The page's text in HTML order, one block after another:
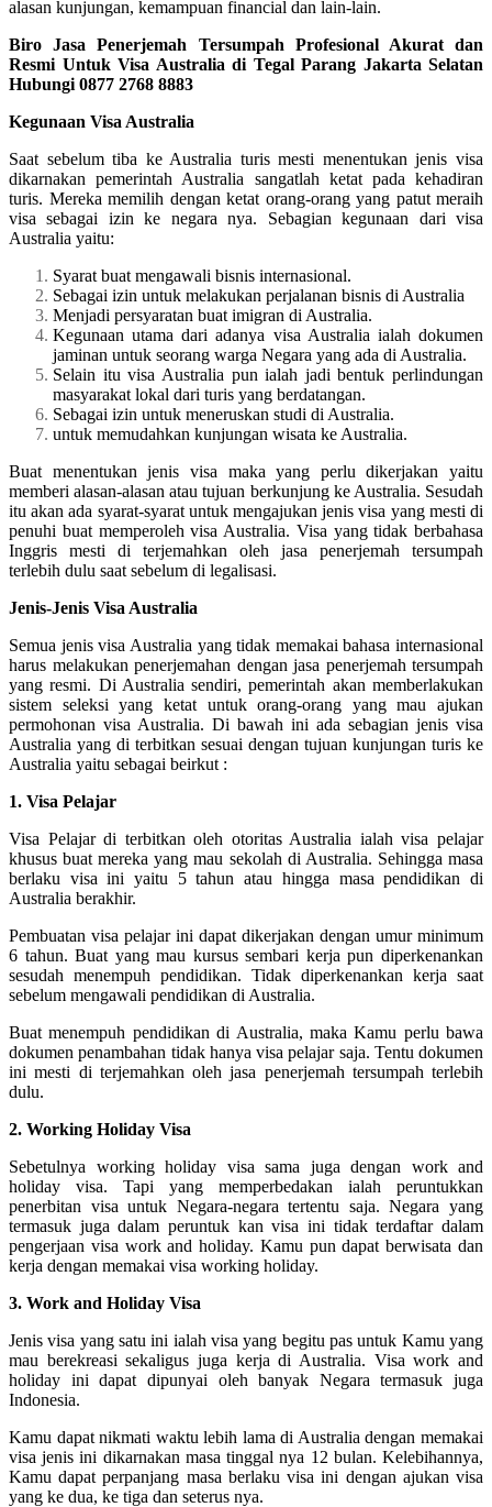
alasan kunjungan, kemampuan financial dan lain-lain.
Biro Jasa Penerjemah Tersumpah Profesional Akurat dan
Resmi Untuk Visa Australia di Tegal Parang Jakarta Selatan
Hubungi 0877 2768 8883
Kegunaan Visa Australia
Saat sebelum tiba ke Australia turis mesti menentukan jenis visa
dikarnakan pemerintah Australia sangatlah ketat pada kehadiran
turis. Mereka memilih dengan ketat orang-orang yang patut meraih
visa sebagai izin ke negara nya. Sebagian kegunaan dari visa
Australia yaitu:
Syarat buat mengawali bisnis internasional.
Sebagai izin untuk melakukan perjalanan bisnis di Australia
Menjadi persyaratan buat imigran di Australia.
Kegunaan utama dari adanya visa Australia ialah dokumen
jaminan untuk seorang warga Negara yang ada di Australia.
Selain itu visa Australia pun ialah jadi bentuk perlindungan
masyarakat lokal dari turis yang berdatangan.
Sebagai izin untuk meneruskan studi di Australia.
untuk memudahkan kunjungan wisata ke Australia.
Buat menentukan jenis visa maka yang perlu dikerjakan yaitu
memberi alasan-alasan atau tujuan berkunjung ke Australia. Sesudah
itu akan ada syarat-syarat untuk mengajukan jenis visa yang mesti di
penuhi buat memperoleh visa Australia. Visa yang tidak berbahasa
Inggris mesti di terjemahkan oleh jasa penerjemah tersumpah
terlebih dulu saat sebelum di legalisasi.
Jenis-Jenis Visa Australia
Semua jenis visa Australia yang tidak memakai bahasa internasional
harus melakukan penerjemahan dengan jasa penerjemah tersumpah
yang resmi. Di Australia sendiri, pemerintah akan memberlakukan
sistem seleksi yang ketat untuk orang-orang yang mau ajukan
permohonan visa Australia. Di bawah ini ada sebagian jenis visa
Australia yang di terbitkan sesuai dengan tujuan kunjungan turis ke
Australia yaitu sebagai beirkut :
1. Visa Pelajar
Visa Pelajar di terbitkan oleh otoritas Australia ialah visa pelajar
khusus buat mereka yang mau sekolah di Australia. Sehingga masa
berlaku visa ini yaitu 5 tahun atau hingga masa pendidikan di
Australia berakhir.
Pembuatan visa pelajar ini dapat dikerjakan dengan umur minimum
6 tahun. Buat yang mau kursus sembari kerja pun diperkenankan
sesudah menempuh pendidikan. Tidak diperkenankan kerja saat
sebelum mengawali pendidikan di Australia.
Buat menempuh pendidikan di Australia, maka Kamu perlu bawa
dokumen penambahan tidak hanya visa pelajar saja. Tentu dokumen
ini mesti di terjemahkan oleh jasa penerjemah tersumpah terlebih
dulu.
2. Working Holiday Visa
Sebetulnya working holiday visa sama juga dengan work and
holiday visa. Tapi yang memperbedakan ialah peruntukkan
penerbitan visa untuk Negara-negara tertentu saja. Negara yang
termasuk juga dalam peruntuk kan visa ini tidak terdaftar dalam
pengerjaan visa work and holiday. Kamu pun dapat berwisata dan
kerja dengan memakai visa working holiday.
3. Work and Holiday Visa
Jenis visa yang satu ini ialah visa yang begitu pas untuk Kamu yang
mau berekreasi sekaligus juga kerja di Australia. Visa work and
holiday ini dapat dipunyai oleh banyak Negara termasuk juga
Indonesia.
Kamu dapat nikmati waktu lebih lama di Australia dengan memakai
visa jenis ini dikarnakan masa tinggal nya 12 bulan. Kelebihannya,
Kamu dapat perpanjang masa berlaku visa ini dengan ajukan visa
yang ke dua, ke tiga dan seterus nya.